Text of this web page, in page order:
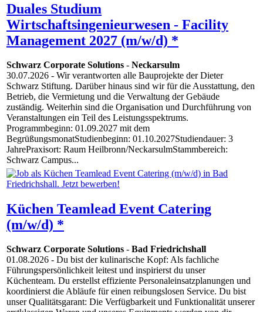
Duales Studium
Wirtschaftsingenieurwesen - Facility
Management 2027 (m/w/d) *
Schwarz Corporate Solutions - Neckarsulm
30.07.2026 - Wir verantworten alle Bauprojekte der Dieter
Schwarz Stiftung. Darüber hinaus sind wir für die Ausstattung, den
Betrieb, die Vermietung und die Verwaltung der Gebäude
zuständig. Weiterhin sind die Organisation und Durchführung von
Veranstaltungen ein Teil des Leistungsspektrums.
Programmbeginn: 01.09.2027 mit dem
BegrüßungsmonatStudienbeginn: 01.10.2027Studiendauer: 3
JahrePraxisort: Raum Heilbronn/NeckarsulmStammbereich:
Schwarz Campus...
Küchen Teamlead Event Catering
(m/w/d) *
Schwarz Corporate Solutions - Bad Friedrichshall
01.08.2026 - Du bist der kulinarische Kopf: Als fachliche
Führungspersönlichkeit leitest und inspirierst du unser
Küchenteam. Du erstellst effiziente Personaleinsatzplanungen und
koordinierst die Abläufe für einen reibungslosen Service. Du bist
unser Qualitätsgarant: Die Verfügbarkeit und Funktionalität unserer